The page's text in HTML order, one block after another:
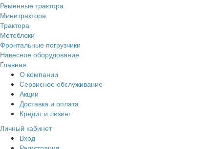
Ременные трактора
Минитрактора
Трактора
Мотоблоки
Фронтальные погрузчики
Навесное оборудование
Главная
О компании
Сервисное обслуживание
Акции
Доставка и оплата
Кредит и лизинг
Личный кабинет
Вход